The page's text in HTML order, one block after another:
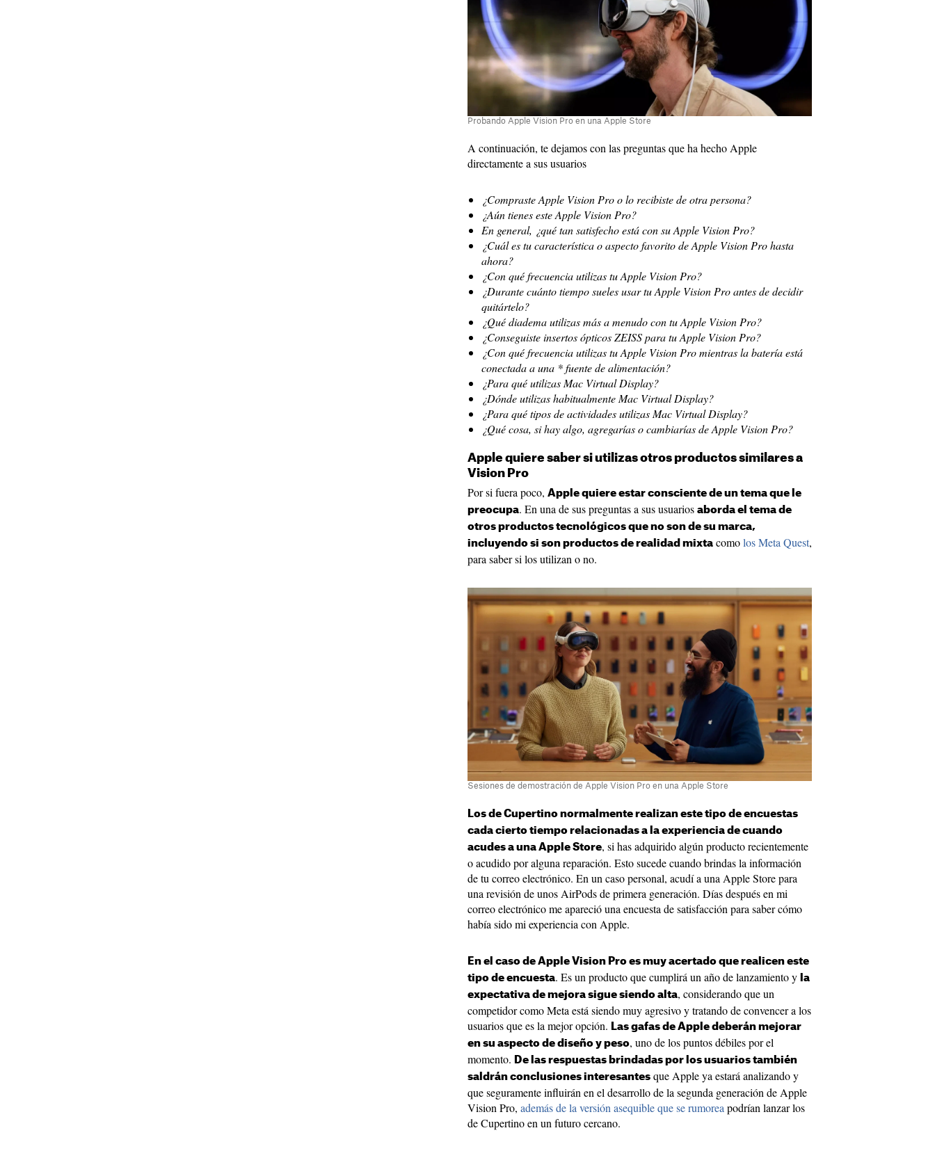
Probando Apple Vision Pro en una Apple Store
A continuación, te dejamos con las preguntas que ha hecho Apple
directamente a sus usuarios
¿Compraste Apple Vision Pro o lo recibiste de otra persona?
¿Aún tienes este Apple Vision Pro?
En general, ¿qué tan satisfecho está con su Apple Vision Pro?
¿Cuál es tu característica o aspecto favorito de Apple Vision Pro hasta
ahora?
¿Con qué frecuencia utilizas tu Apple Vision Pro?
¿Durante cuánto tiempo sueles usar tu Apple Vision Pro antes de decidir
quitártelo?
¿Qué diadema utilizas más a menudo con tu Apple Vision Pro?
¿Conseguiste insertos ópticos ZEISS para tu Apple Vision Pro?
¿Con qué frecuencia utilizas tu Apple Vision Pro mientras la batería está
conectada a una * fuente de alimentación?
¿Para qué utilizas Mac Virtual Display?
¿Dónde utilizas habitualmente Mac Virtual Display?
¿Para qué tipos de actividades utilizas Mac Virtual Display?
¿Qué cosa, si hay algo, agregarías o cambiarías de Apple Vision Pro?
Apple quiere saber si utilizas otros productos similares a
Vision Pro
Por si fuera poco, Apple quiere estar consciente de un tema que le
preocupa. En una de sus preguntas a sus usuarios aborda el tema de
otros productos tecnológicos que no son de su marca,
incluyendo si son productos de realidad mixta comolos Meta Quest,
para saber si los utilizan o no.
Sesiones de demostración de Apple Vision Pro en una Apple Store
Los de Cupertino normalmente realizan este tipo de encuestas
cada cierto tiempo relacionadas a la experiencia de cuando
acudes a una Apple Store, si has adquirido algún producto recientemente
o acudido por alguna reparación. Esto sucede cuando brindas la información
de tu correo electrónico. En un caso personal, acudí a una Apple Store para
una revisión de unos AirPods de primera generación. Días después en mi
correo electrónico me apareció una encuesta de satisfacción para saber cómo
había sido mi experiencia con Apple.
En el caso de Apple Vision Pro es muy acertado que realicen este
tipo de encuesta. Es un producto que cumplirá un año de lanzamiento y la
expectativa de mejora sigue siendo alta, considerando que un
competidor como Meta está siendo muy agresivo y tratando de convencer a los
usuarios que es la mejor opción. Las gafas de Apple deberán mejorar
en su aspecto de diseño y peso, uno de los puntos débiles por el
momento. De las respuestas brindadas por los usuarios también
saldrán conclusiones interesantes que Apple ya estará analizando y
que seguramente influirán en el desarrollo de la segunda generación de Apple
Vision Pro, además de la versión asequible que se rumoreapodrían lanzar los
de Cupertino en un futuro cercano.